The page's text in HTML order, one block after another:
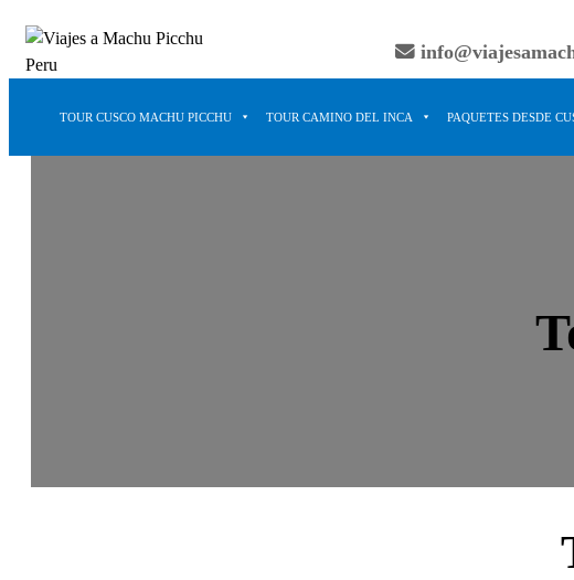
contenido
TOUR CUSCO MACHU PICCHU TOUR CAMINO DEL INCA PAQUETES DESDE